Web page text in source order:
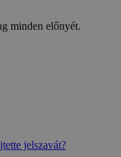
minden előnyét.
jelszavát?